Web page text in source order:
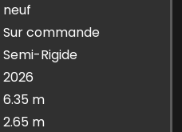
neuf
Sur commande
Semi-Rigide
2026
6.35 m
2.65 m